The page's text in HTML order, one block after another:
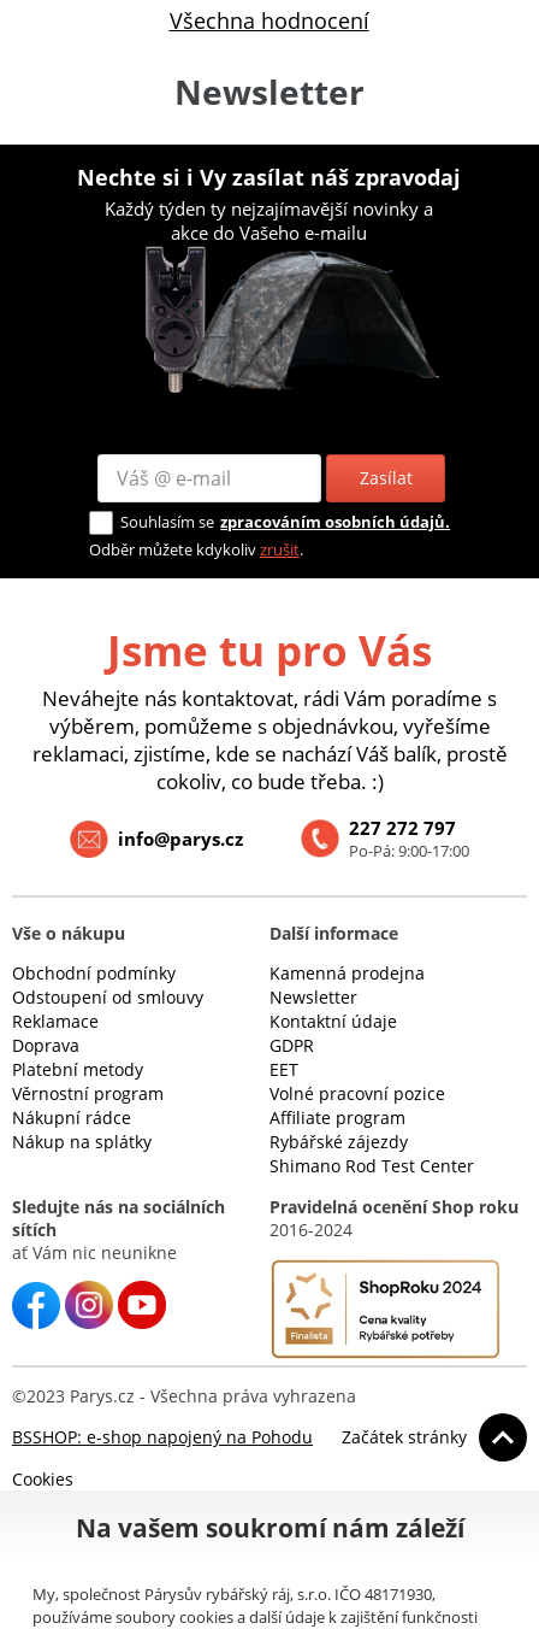
Všechna hodnocení
Newsletter
Nechte si i Vy zasílat náš zpravodaj
Každý týden ty nejzajímavější novinky a
akce do Vašeho e-mailu
Zasílat
Souhlasím se zpracováním osobních údajů.
Odběr můžete kdykolivzrušit.
Jsme tu pro Vás
Neváhejte nás kontaktovat, rádi Vám poradíme s
výběrem, pomůžeme s objednávkou, vyřešíme
reklamaci, zjistíme, kde se nachází Váš balík, prostě
cokoliv, co bude třeba. :)
227 272 797
Po-Pá: 9:00-17:00
info@parys.cz
Vše o nákupu
Obchodní podmínky
Odstoupení od smlouvy
Reklamace
Doprava
Platební metody
Věrnostní program
Nákupní rádce
Nákup na splátky
Další informace
Kamenná prodejna
Newsletter
Kontaktní údaje
GDPR
EET
Volné pracovní pozice
Affiliate program
Rybářské zájezdy
Shimano Rod Test Center
Sledujte nás na sociálních
sítích
ať Vám nic neunikne
Pravidelná ocenění Shop roku
2016-2024
©2023 Parys.cz - Všechna práva vyhrazena
BSSHOP: e-shop napojený na Pohodu
Začátek stránky
Cookies
Na vašem soukromí nám záleží
My, společnost Párysův rybářský ráj, s.r.o. IČO 48171930,
používáme soubory cookies a další údaje k zajištění funkčnosti